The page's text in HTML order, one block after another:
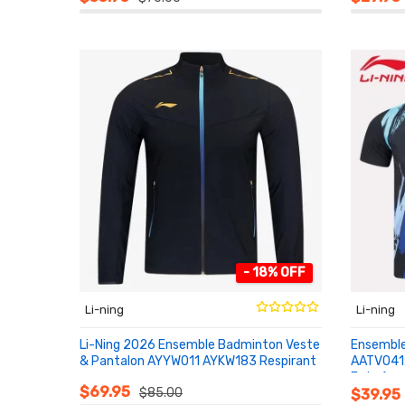
- 18% OFF
Li-ning
Li-Ning 2026 Ensemble Badminton Veste
& Pantalon AYYW011 AYKW183 Respirant
$69.95 $85.00
Li-ning
$39.95